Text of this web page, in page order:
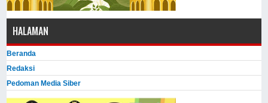
HALAMAN
Beranda
Redaksi
Pedoman Media Siber